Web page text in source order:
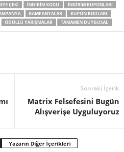
ÇEKI INDIRIM KODU
INDIRIM KUPONLARI
KAMPANYALAR
KUPON KODLARI
ÖDÜLLÜ YARIŞMALAR TAMAMEN DUYGUSAL
Sonraki İçerik
Matrix Felsefesini Bugün
Alışverişe Uyguluyoruz
Yazarın Diğer İçerikleri